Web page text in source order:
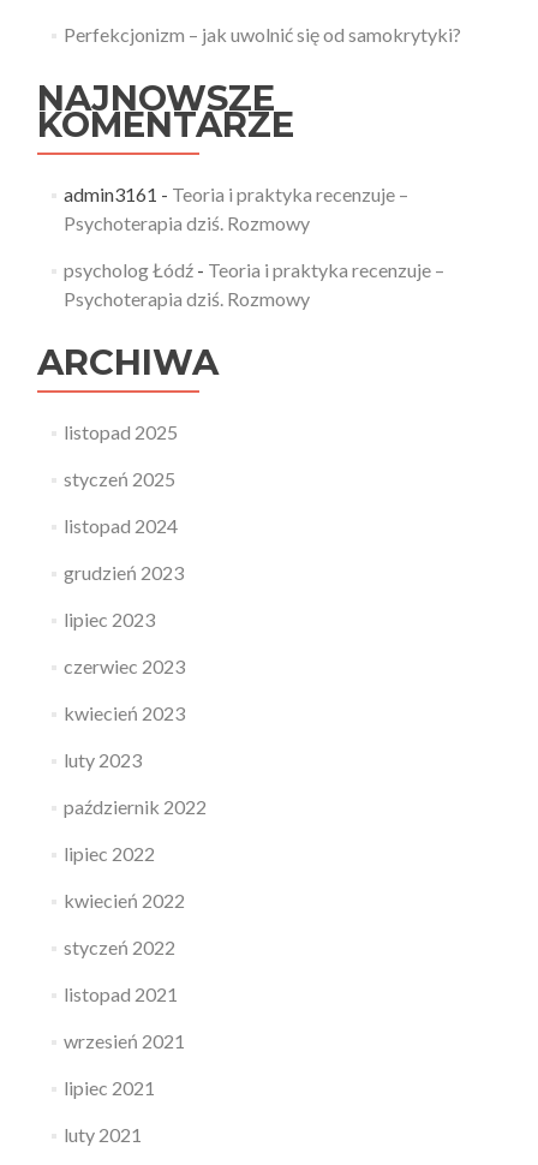
Perfekcjonizm – jak uwolnić się od samokrytyki?
NAJNOWSZE
KOMENTARZE
admin3161 - Teoria i praktyka recenzuje –
Psychoterapia dziś. Rozmowy
psycholog Łódź- Teoria i praktyka recenzuje –
Psychoterapia dziś. Rozmowy
ARCHIWA
listopad 2025
styczeń 2025
listopad 2024
grudzień 2023
lipiec 2023
czerwiec 2023
kwiecień 2023
luty 2023
październik 2022
lipiec 2022
kwiecień 2022
styczeń 2022
listopad 2021
wrzesień 2021
lipiec 2021
luty 2021